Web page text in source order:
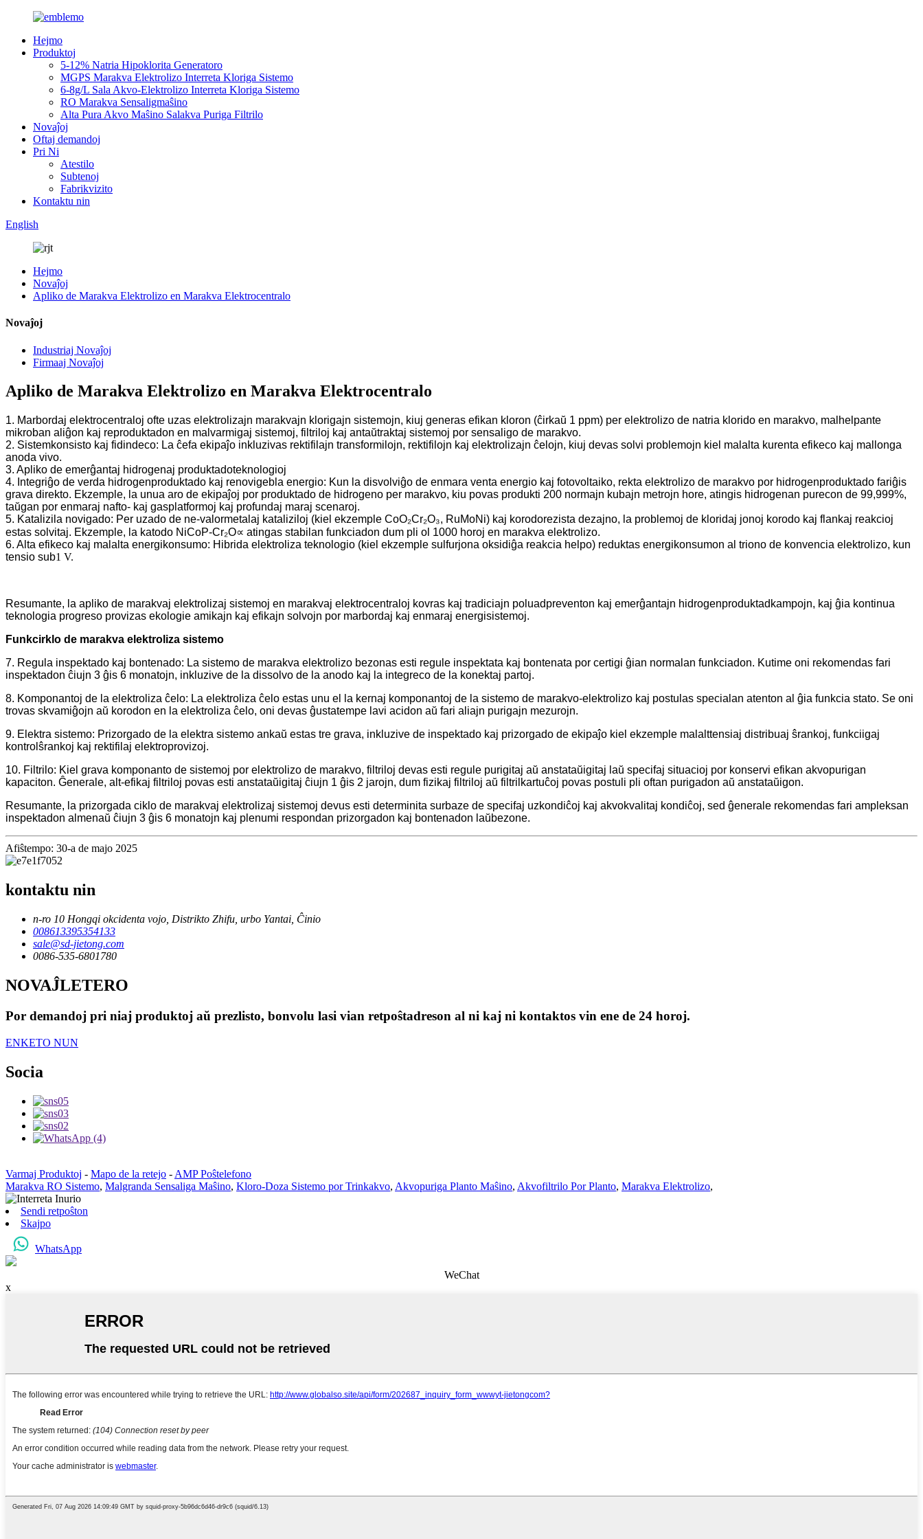
Hejmo
Produktoj
5-12% Natria Hipoklorita Generatoro
MGPS Marakva Elektrolizo Interreta Kloriga Sistemo
6-8g/L Sala Akvo-Elektrolizo Interreta Kloriga Sistemo
RO Marakva Sensaligmaŝino
Alta Pura Akvo Maŝino Salakva Puriga Filtrilo
Novaĵoj
Oftaj demandoj
Pri Ni
Atestilo
Subtenoj
Fabrikvizito
Kontaktu nin
English
Hejmo
Novaĵoj
Apliko de Marakva Elektrolizo en Marakva Elektrocentralo
Novaĵoj
Industriaj Novaĵoj
Firmaaj Novaĵoj
Apliko de Marakva Elektrolizo en Marakva Elektrocentralo
1. Marbordaj elektrocentraloj ofte uzas elektrolizajn marakvajn klorigajn sistemojn, kiuj generas efikan kloron (ĉirkaŭ 1 ppm) per elektrolizo de natria klorido en marakvo, malhelpante
mikroban aliĝon kaj reproduktadon en malvarmigaj sistemoj, filtriloj kaj antaŭtraktaj sistemoj por sensaligo de marakvo.
2. Sistemkonsisto kaj fidindeco: La ĉefa ekipaĵo inkluzivas rektifilajn transformilojn, rektifilojn kaj elektrolizajn ĉelojn, kiuj devas solvi problemojn kiel malalta kurenta efikeco kaj mallonga
anoda vivo.
3. Apliko de emerĝantaj hidrogenaj produktadoteknologioj
4. Integriĝo de verda hidrogenproduktado kaj renovigebla energio: Kun la disvolviĝo de enmara venta energio kaj fotovoltaiko, rekta elektrolizo de marakvo por hidrogenproduktado fariĝis
grava direkto. Ekzemple, la unua aro de ekipaĵoj por produktado de hidrogeno per marakvo, kiu povas produkti 200 normajn kubajn metrojn hore, atingis hidrogenan purecon de 99,999%,
taŭgan por enmaraj nafto- kaj gasplatformoj kaj profundaj maraj scenaroj.
5. Katalizila novigado: Per uzado de ne-valormetalaj kataliziloj (kiel ekzemple CoO₂Cr₂O₃, RuMoNi) kaj korodorezista dezajno, la problemoj de kloridaj jonoj korodo kaj flankaj reakcioj
estas solvitaj. Ekzemple, la katodo NiCoP-Cr₂O∝ atingas stabilan funkciadon dum pli ol 1000 horoj en marakva elektrolizo.
6. Alta efikeco kaj malalta energikonsumo: Hibrida elektroliza teknologio (kiel ekzemple sulfurjona oksidiĝa reakcia helpo) reduktas energikonsumon al triono de konvencia elektrolizo, kun
tensio sub1 V.
Resumante, la apliko de marakvaj elektrolizaj sistemoj en marakvaj elektrocentraloj kovras kaj tradiciajn poluadpreventon kaj emerĝantajn hidrogenproduktadkampojn, kaj ĝia kontinua
teknologia progreso provizas ekologie amikajn kaj efikajn solvojn por marbordaj kaj enmaraj energisistemoj.
Funkcirklo de marakva elektroliza sistemo
7. Regula inspektado kaj bontenado: La sistemo de marakva elektrolizo bezonas esti regule inspektata kaj bontenata por certigi ĝian normalan funkciadon. Kutime oni rekomendas fari
inspektadon ĉiujn 3 ĝis 6 monatojn, inkluzive de la dissolvo de la anodo kaj la integreco de la konektaj partoj.
8. Komponantoj de la elektroliza ĉelo: La elektroliza ĉelo estas unu el la kernaj komponantoj de la sistemo de marakvo-elektrolizo kaj postulas specialan atenton al ĝia funkcia stato. Se oni
trovas skvamiĝojn aŭ korodon en la elektroliza ĉelo, oni devas ĝustatempe lavi acidon aŭ fari aliajn purigajn mezurojn.
9. Elektra sistemo: Prizorgado de la elektra sistemo ankaŭ estas tre grava, inkluzive de inspektado kaj prizorgado de ekipaĵo kiel ekzemple malalttensiaj distribuaj ŝrankoj, funkciigaj
kontrolŝrankoj kaj rektifilaj elektroprovizoj.
10. Filtrilo: Kiel grava komponanto de sistemoj por elektrolizo de marakvo, filtriloj devas esti regule purigitaj aŭ anstataŭigitaj laŭ specifaj situacioj por konservi efikan akvopurigan
kapaciton. Ĝenerale, alt-efikaj filtriloj povas esti anstataŭigitaj ĉiujn 1 ĝis 2 jarojn, dum fizikaj filtriloj aŭ filtrilkartuĉoj povas postuli pli oftan purigadon aŭ anstataŭigon.
Resumante, la prizorgada ciklo de marakvaj elektrolizaj sistemoj devus esti determinita surbaze de specifaj uzkondiĉoj kaj akvokvalitaj kondiĉoj, sed ĝenerale rekomendas fari ampleksan
inspektadon almenaŭ ĉiujn 3 ĝis 6 monatojn kaj plenumi respondan prizorgadon kaj bontenadon laŭbezone.
Afiŝtempo: 30-a de majo 2025
kontaktu nin
n-ro 10 Hongqi okcidenta vojo, Distrikto Zhifu, urbo Yantai, Ĉinio
008613395354133
sale@sd-jietong.com
0086-535-6801780
NOVAĴLETERO
Por demandoj pri niaj produktoj aŭ prezlisto, bonvolu lasi vian retpoŝtadreson al ni kaj ni kontaktos vin ene de 24 horoj.
ENKETO NUN
Socia
Varmaj Produktoj - Mapo de la retejo - AMP Poŝtelefono
Marakva RO Sistemo, Malgranda Sensaliga Maŝino, Kloro-Doza Sistemo por Trinkakvo, Akvopuriga Planto Maŝino, Akvofiltrilo Por Planto, Marakva Elektrolizo,
Sendi retpoŝton
Skajpo
WhatsApp
WeChat
x